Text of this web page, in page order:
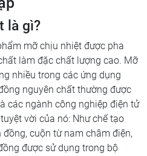
là gì?
mỡ chịu nhiệt được pha
làm đặc chất lượng cao. Mỡ
nhiều trong các ứng dụng
nguyên chất thường được
các ngành công nghiệp điện tử
vời của nó: Như chế tạo
đồng, cuộn từ nam châm điện,
được sử dụng trong bộ